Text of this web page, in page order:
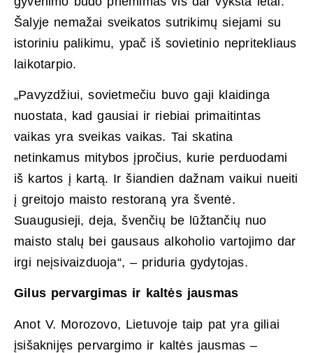
Šalyje nemažai sveikatos sutrikimų siejami su
istoriniu palikimu, ypač iš sovietinio nepritekliaus
laikotarpio.
„Pavyzdžiui, sovietmečiu buvo gaji klaidinga
nuostata, kad gausiai ir riebiai primaitintas
vaikas yra sveikas vaikas. Tai skatina
netinkamus mitybos įpročius, kurie perduodami
iš kartos į kartą. Ir šiandien dažnam vaikui nueiti
į greitojo maisto restoraną yra šventė.
Suaugusieji, deja, švenčių be lūžtančių nuo
maisto stalų bei gausaus alkoholio vartojimo dar
irgi neįsivaizduoja“, – priduria gydytojas.
Gilus pervargimas ir kaltės jausmas
Anot V. Morozovo, Lietuvoje taip pat yra giliai
įsišaknijęs pervargimo ir kaltės jausmas –